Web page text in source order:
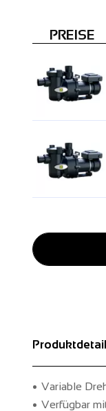
PREISE
Variable
Verfügbar